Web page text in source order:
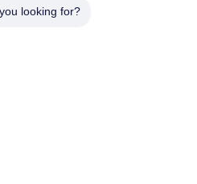
looking for?